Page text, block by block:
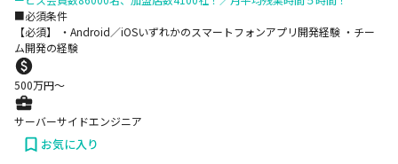
■必須条件
【必須】 ・Android／iOSいずれかのスマートフォンアプリ開発経験 ・チー
ム開発の経験
500万円〜
サーバーサイドエンジニア
お気に入り